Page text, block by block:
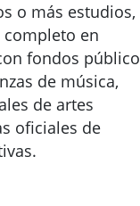
o más estudios,
en
fondos
de música,
de artes
oficiales de